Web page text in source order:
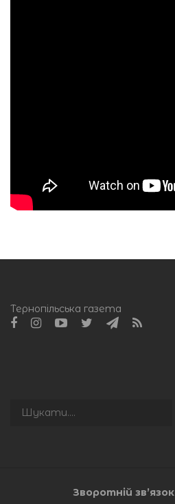
Тернопільська газета
Пошук
Зворотній зв’язок